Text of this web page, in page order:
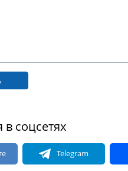
в соцсетях